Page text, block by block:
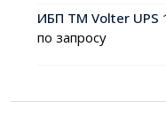
ИБП ТМ Volter UPS
по запросу